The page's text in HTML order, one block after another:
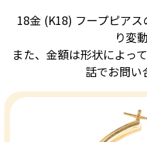
18金 (K18) フープピア
り変
また、金額は形状によっ
話でお問い